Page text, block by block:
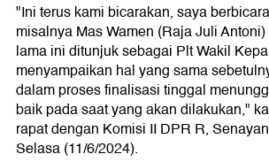
"Ini terus kami bicarakan, saya
misalnya Mas Wamen (Raja Juli
lama ini ditunjuk sebagai Plt Wakil
menyampaikan hal yang sama
dalam proses finalisasi tinggal
baik pada saat yang akan dilakukan,"
rapat dengan Komisi II DPR R,
Selasa (11/6/2024).